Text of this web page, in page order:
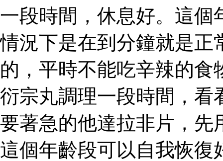
一段時間，休息好。這個
情況下是在到分鐘就是正
的，平時不能吃辛辣的
衍宗丸調理一段時間，看
要著急的他達拉非片，先
這個年齡段可以自我恢復